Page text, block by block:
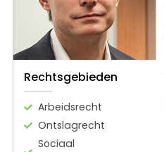
Rechtsgebieden
Arbeidsrecht
Ontslagrecht
Sociaal